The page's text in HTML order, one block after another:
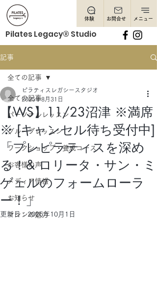
体験 お問合せ メニュー
Pilates Legacy® Studio
記事
全ての記事
パーソナルレッスン
グループレッスン
ワークショップ・養成コース
お客様の声
メディア情報
お知らせ
マシンの魅力
全ての記事
【WS】11/23沼津 ※満席
※ [キャンセル待ち受付中]
「プレピラティスを深め
る！& ロリータ・サン・ミ
ゲェルのフォームローラ
ー！」
ピラティスレガシースタジオ
2025年8月31日
更新日：2025年10月1日